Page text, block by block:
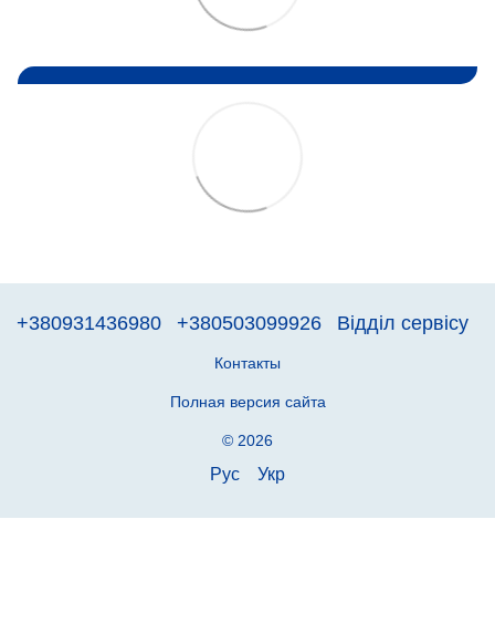
+380931436980 +380503099926 Відділ сервісу
Контакты
Полная версия сайта
© 2026
Рус Укр